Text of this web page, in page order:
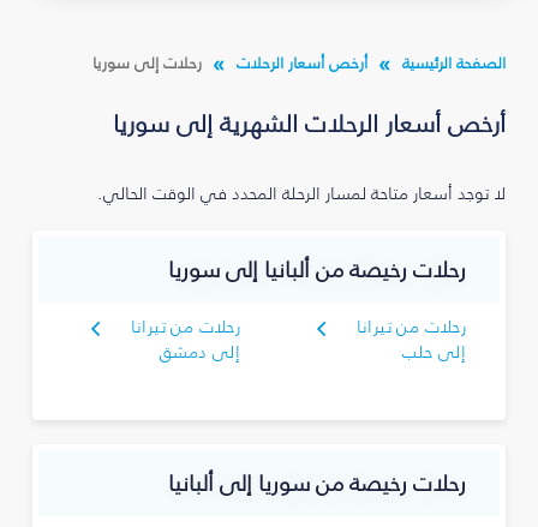
الصفحة الرئيسية أرخص أسعار الرحلات رحلات إلى سوريا
أرخص أسعار الرحلات الشهرية إلى سوريا
لا توجد أسعار متاحة لمسار الرحلة المحدد في الوقت الحالي.
رحلات رخيصة من ألبانيا إلى سوريا
رحلات من تيرانا
إلى حلب
رحلات من تيرانا
إلى دمشق
رحلات رخيصة من سوريا إلى ألبانيا